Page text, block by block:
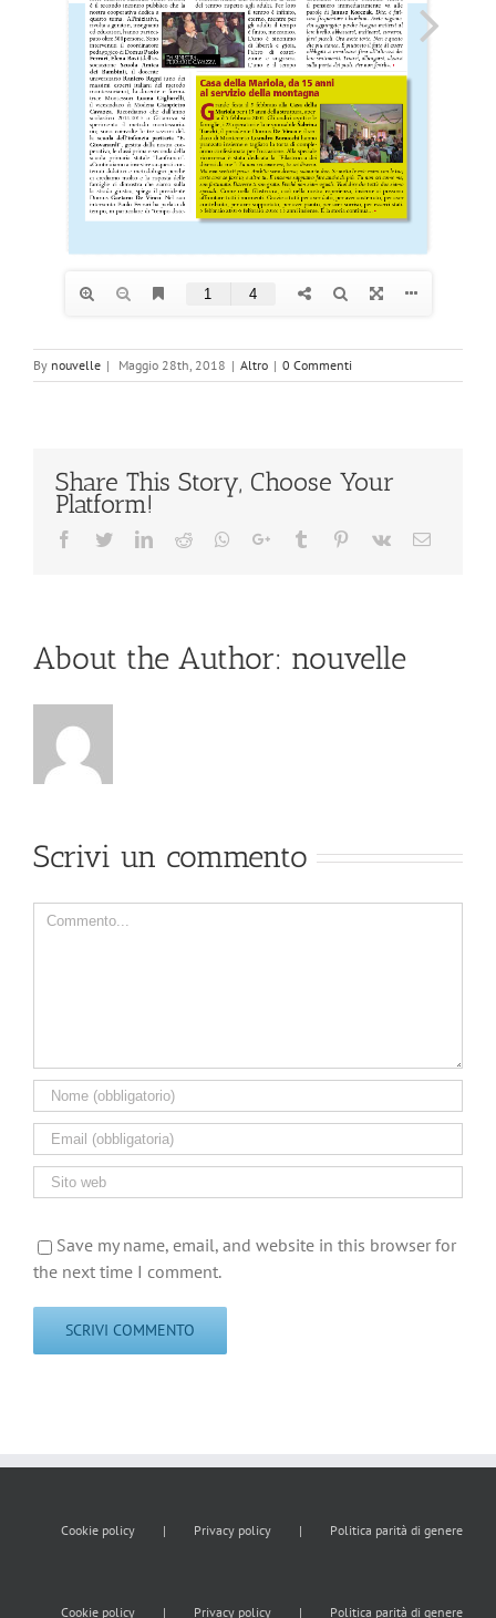
By nouvelle | Maggio 28th, 2018 | Altro | 0 Commenti
Share This Story, Choose Your
Platform!
Facebook
TwitterLinkedinReddit Whatsapp
Google+Tumblr Pinterest
Vk Email
About the Author: nouvelle
Scrivi un commento
Comment
Save my name, email, and website in this browser for
the next time I comment.
Cookie policy Privacy policy Politica parità di genere
Cookie policy Privacy policy Politica parità di genere